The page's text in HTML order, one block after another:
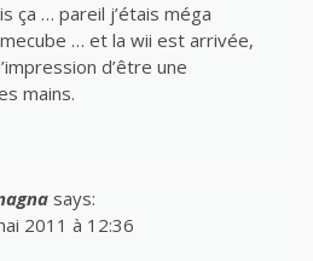
ça … pareil j’étais méga
… et la wii est arrivée,
d’être une
mains.
says:
2011 à 12:36